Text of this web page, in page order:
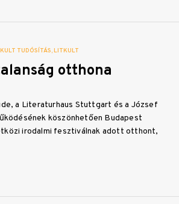
TUDÓSÍTÁS LITKULT
otthona
a Literaturhaus Stuttgart és a József
köszönhetően Budapest
irodalmi fesztiválnak adott otthont,